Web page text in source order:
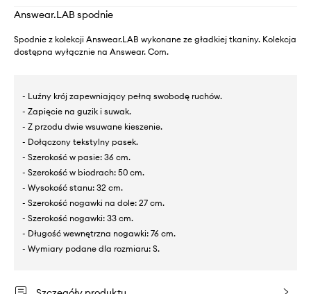
Answear.LAB spodnie
Spodnie z kolekcji Answear.LAB wykonane ze gładkiej tkaniny. Kolekcja
dostępna wyłącznie na Answear. Com.
- Luźny krój zapewniający pełną swobodę ruchów.
- Zapięcie na guzik i suwak.
- Z przodu dwie wsuwane kieszenie.
- Dołączony tekstylny pasek.
- Szerokość w pasie: 36 cm.
- Szerokość w biodrach: 50 cm.
- Wysokość stanu: 32 cm.
- Szerokość nogawki na dole: 27 cm.
- Szerokość nogawki: 33 cm.
- Długość wewnętrzna nogawki: 76 cm.
- Wymiary podane dla rozmiaru: S.